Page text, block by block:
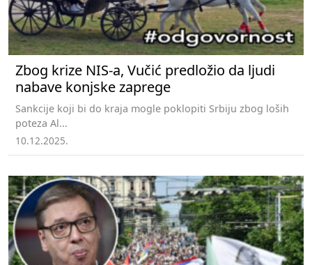
Zbog krize NIS-a, Vučić predložio da ljudi
nabave konjske zaprege
Sankcije koji bi do kraja mogle poklopiti Srbiju zbog loših
poteza Al...
10.12.2025.